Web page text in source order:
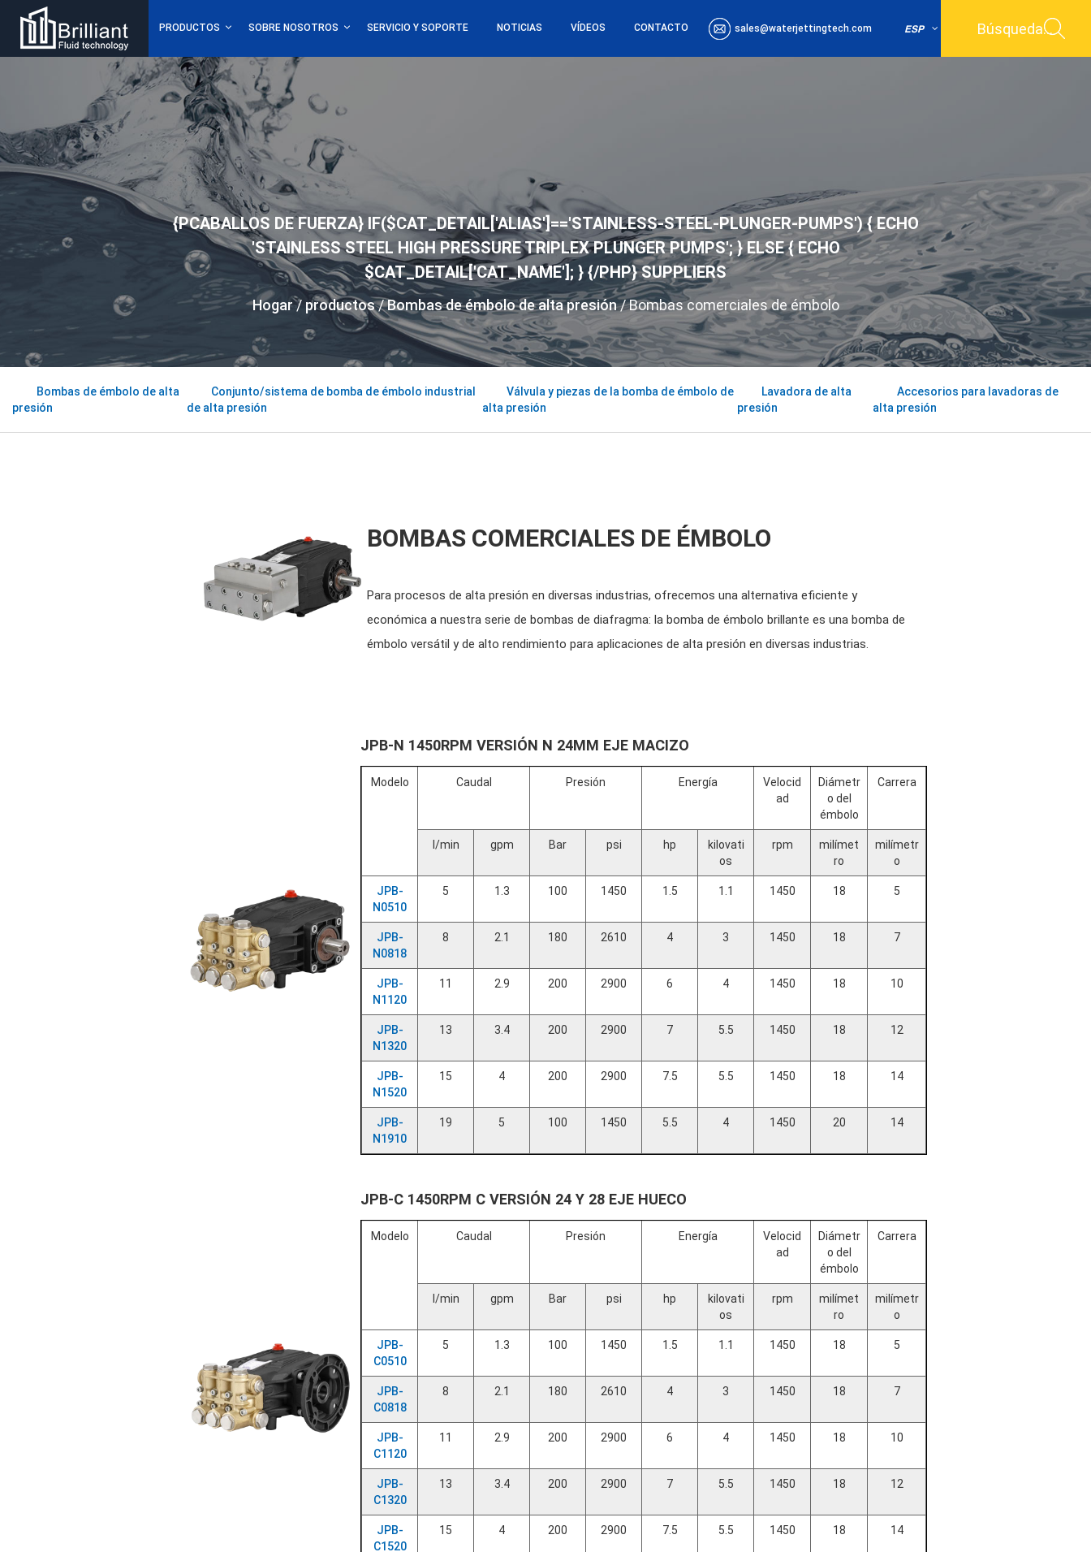
PRODUCTOS SOBRE NOSOTROS SERVICIO Y SOPORTE NOTICIAS VÍDEOS CONTACTO sales@waterjettingtech.com ESP
{PCABALLOS DE FUERZA} IF($CAT_DETAIL['ALIAS']=='STAINLESS-STEEL-PLUNGER-PUMPS') { ECHO
'STAINLESS STEEL HIGH PRESSURE TRIPLEX PLUNGER PUMPS'; } ELSE { ECHO
$CAT_DETAIL['CAT_NAME']; } {/PHP} SUPPLIERS
Hogar/ productos/Bombas de émbolo de alta presión/Bombas comerciales de émbolo
Bombas de émbolo de alta
presión
Conjunto/sistema de bomba de émbolo industrial
de alta presión
Válvula y piezas de la bomba de émbolo de
alta presión
Lavadora de alta
presión
Accesorios para lavadoras de
alta presión
BOMBAS COMERCIALES DE ÉMBOLO
Para procesos de alta presión en diversas industrias, ofrecemos una alternativa eficiente y
económica a nuestra serie de bombas de diafragma: la bomba de émbolo brillante es una bomba de
émbolo versátil y de alto rendimiento para aplicaciones de alta presión en diversas industrias.
JPB-N 1450RPM VERSIÓN N 24MM EJE MACIZO
Modelo Caudal Presión Energía
Velocid
ad
Diámetr
o del
émbolo
Carrera
l/min gpm Bar psi hp
kilovati
os
rpm
milímet
ro
milímetr
o
JPB-
N0510
5 1.3 100 1450 1.5 1.1 1450 18 5
JPB-
N0818
8 2.1 180 2610 4 3 1450 18 7
JPB-
N1120
11 2.9 200 2900 6 4 1450 18 10
JPB-
N1320
13 3.4 200 2900 7 5.5 1450 18 12
JPB-
N1520
15 4 200 2900 7.5 5.5 1450 18 14
JPB-
N1910
19 5 100 1450 5.5 4 1450 20 14
JPB-C 1450RPM C VERSIÓN 24 Y 28 EJE HUECO
Modelo Caudal Presión Energía
Velocid
ad
Diámetr
o del
émbolo
Carrera
l/min gpm Bar psi hp
kilovati
os
rpm
milímet
ro
milímetr
o
JPB-
C0510
5 1.3 100 1450 1.5 1.1 1450 18 5
JPB-
C0818
8 2.1 180 2610 4 3 1450 18 7
JPB-
C1120
11 2.9 200 2900 6 4 1450 18 10
JPB-
C1320
13 3.4 200 2900 7 5.5 1450 18 12
JPB-
C1520
15 4 200 2900 7.5 5.5 1450 18 14